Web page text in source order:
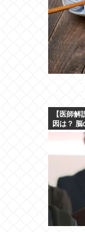
【医師
因は？ 脳